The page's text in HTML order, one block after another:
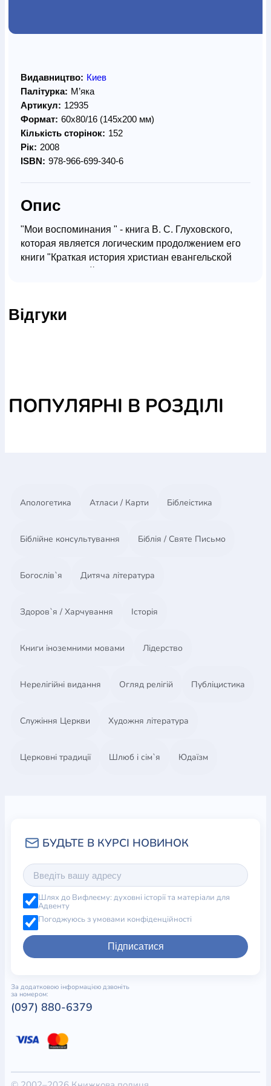
Видавництво: Киев
Палітурка: М’яка
Артикул: 12935
Формат: 60х80/16 (145х200 мм)
Кількість сторінок: 152
Рік: 2008
ISBN: 978-966-699-340-6
Опис
"Мои воспоминания " - книга В. С. Глуховского,
которая является логическим продолжением его
книги "Краткая история христиан евангельской
опытом служения Господу среди гонений со
Відгуки
ПОПУЛЯРНІ В РОЗДІЛІ
Апологетика Атласи / Карти Біблеістика
Біблійне консультування Біблія / Святе Письмо
Богослів`я Дитяча література
Здоров`я / Харчування Історія
Книги іноземними мовами Лідерство
Нерелігійні видання Огляд релігій Публіцистика
Служіння Церкви Художня література
Церковні традиції Шлюб і сім`я Юдаїзм
Шлях до Вифлеєму: духовні історії та матеріали для
Адвенту
Погоджуюсь з умовами конфіденційності
Підписатися
За додатковою інформацією дзвоніть
за номером:
(097) 880-6379